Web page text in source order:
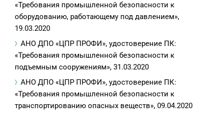
«Требования промышленной безопасности к
оборудованию, работающему под давлением»,
19.03.2020
АНО ДПО «ЦПР ПРОФИ», удостоверение ПК:
«Требования промышленной безопасности к
подъемным сооружениям», 31.03.2020
АНО ДПО «ЦПР ПРОФИ», удостоверение ПК:
«Требования промышленной безопасности к
транспортированию опасных веществ», 09.04.2020